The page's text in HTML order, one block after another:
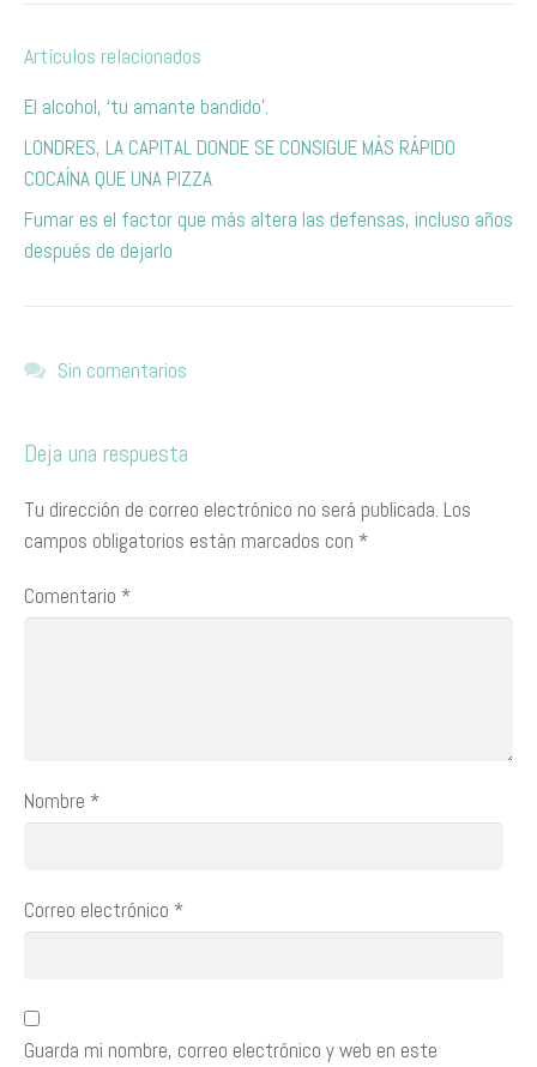
Artículos relacionados
El alcohol, ‘tu amante bandido’.
L​ONDRES, LA CAPITAL DONDE SE CONSIGUE MÁS RÁPIDO
COCAÍNA QUE UNA PIZZA ​
Fumar es el factor que más altera las defensas, incluso años
después de dejarlo
Sin comentarios
Deja una respuesta
Tu dirección de correo electrónico no será publicada. Los
campos obligatorios están marcados con *
Comentario *
Nombre *
Correo electrónico *
Guarda mi nombre, correo electrónico y web en este